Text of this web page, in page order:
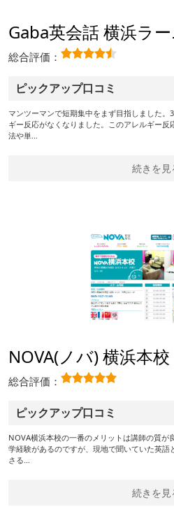
Gaba英会話 横浜ラ
総合評価：
ピックアップ口コミ
マンツーマンで短期集中をまず目指しました
ギー反応がなくなりました。このアレルギー
法や単…
続きを見
NOVA(ノバ) 横浜本校
総合評価：
ピックアップ口コミ
NOVA横浜本校の一番のメリットは講師の質が
学経験があるのですが、現地で聞いていた英
さる…
続きを見